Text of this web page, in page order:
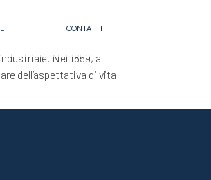
CONTATTI
Nel 1859, a
dell’aspettativa di vita